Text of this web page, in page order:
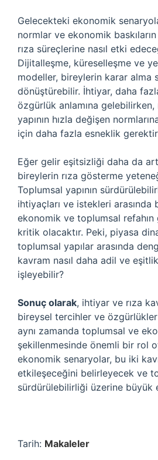
Gelecekteki ekonomik
normlar ve ekonomik
rıza süreçlerine nasıl etki
Dijitalleşme, küreselleşme ve
modeller, bireylerin karar alma
dönüştürebilir. İhtiyar, daha
özgürlük anlamına gelebilirken,
yapının hızla değişen
için daha fazla esneklik
Eğer gelir eşitsizliği daha da
bireylerin rıza gösterme
Toplumsal yapının
ihtiyaçları ve istekleri arasında
ekonomik ve toplumsal refahın
kritik olacaktır. Peki, piyasa
toplumsal yapılar arasında
kavram nasıl daha adil ve
işleyebilir?
Sonuç olarak, ihtiyar ve rıza
bireysel tercihler ve özgürlükler
aynı zamanda toplumsal ve
şekillenmesinde önemli bir rol
ekonomik senaryolar, bu iki
etkileşeceğini belirleyecek ve
sürdürülebilirliği üzerine büyük
Tarih: Makaleler